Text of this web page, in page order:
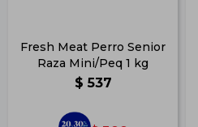
Fresh Meat Perro Senior
Raza Mini/Peq 1 kg
$ 537